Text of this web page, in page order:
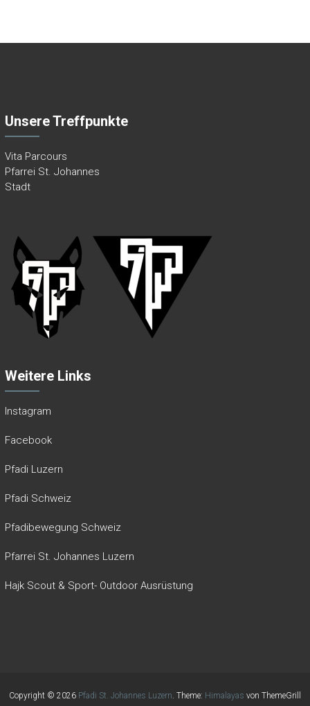
Unsere Treffpunkte
Vita Parcours
Pfarrei St. Johannes
Stadt
Weitere Links
Instagram
Facebook
Pfadi Luzern
Pfadi Schweiz
Pfadibewegung Schweiz
Pfarrei St. Johannes Luzern
Hajk Scout & Sport- Outdoor Ausrüstung
Copyright © 2026 Pfadi St. Johannes Luzern. Theme: Himalayas von ThemeGrill